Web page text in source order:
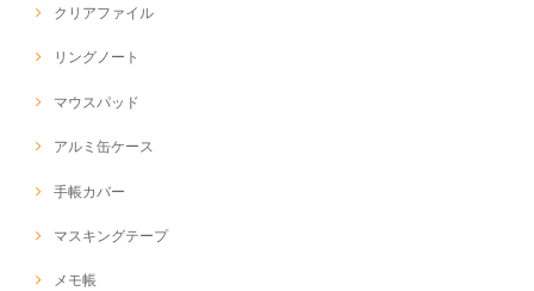
クリアファイル
リングノート
マウスパッド
アルミ缶ケース
手帳カバー
マスキングテープ
メモ帳